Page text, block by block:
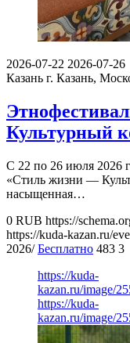
2026-07-22 2026-07-26
Казань г. Казань,
Культурный
С 22 по 26 июля 2026
«Стиль жизни —
насыщенная…
0 RUB https://
https://kuda-kazan.ru/
2026/ Бесплатно 483 3
https://kuda-
kazan.ru/image/
https://kuda-
kazan.ru/image/